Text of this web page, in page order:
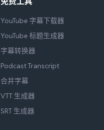
YouTube 字幕下载器
YouTube 标题生成器
字幕转换器
Podcast Transcript
合并字幕
VTT 生成器
SRT 生成器